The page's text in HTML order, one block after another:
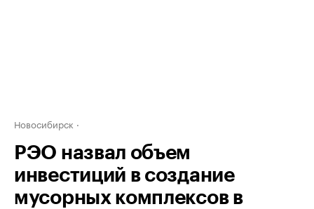
Новосибирск
РЭО назвал объем
инвестиций в создание
мусорных комплексов в